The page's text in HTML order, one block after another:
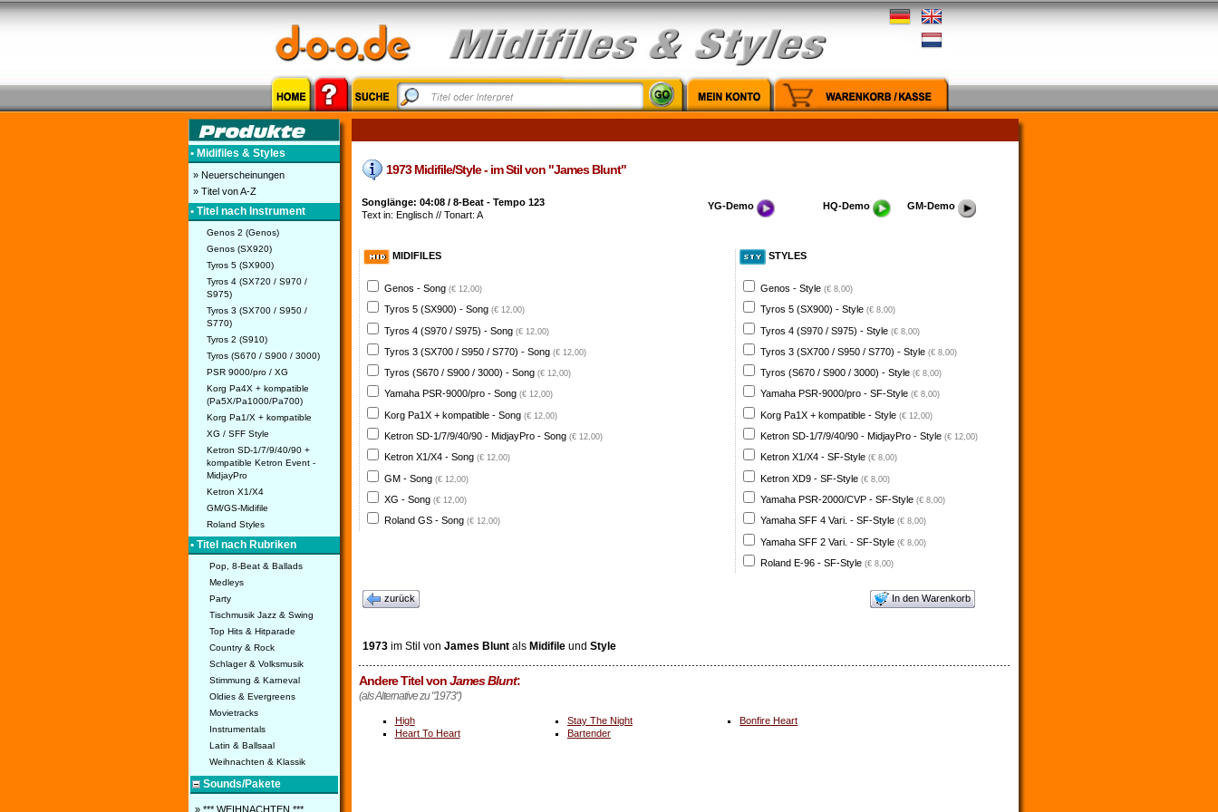
• Midifiles & Styles
» Neuerscheinungen
» Titel von A-Z
• Titel nach Instrument
Genos 2 (Genos)
Genos (SX920)
Tyros 5 (SX900)
Tyros 4 (SX720 / S970 /
S975)
Tyros 3 (SX700 / S950 /
S770)
Tyros 2 (S910)
Tyros (S670 / S900 / 3000)
PSR 9000/pro / XG
Korg Pa4X + kompatible
(Pa5X/Pa1000/Pa700)
Korg Pa1/X + kompatible
XG / SFF Style
Ketron SD-1/7/9/40/90 +
kompatible Ketron Event -
MidjayPro
Ketron X1/X4
GM/GS-Midifile
Roland Styles
• Titel nach Rubriken
Pop, 8-Beat & Ballads
Medleys
Party
Tischmusik Jazz & Swing
Top Hits & Hitparade
Country & Rock
Schlager & Volksmusik
Stimmung & Karneval
Oldies & Evergreens
Movietracks
Instrumentals
Latin & Ballsaal
Weihnachten & Klassik
Sounds/Pakete
» *** WEIHNACHTEN ***
1973 Midifile/Style - im Stil von "James Blunt"
Songlänge: 04:08 / 8-Beat - Tempo 123
Text in: Englisch // Tonart: A
YG-Demo HQ-Demo GM-Demo
MIDIFILES
Genos - Song (€ 12,00)
Tyros 5 (SX900) - Song (€ 12,00)
Tyros 4 (S970 / S975) - Song (€ 12,00)
Tyros 3 (SX700 / S950 / S770) - Song (€ 12,00)
Tyros (S670 / S900 / 3000) - Song (€ 12,00)
Yamaha PSR-9000/pro - Song (€ 12,00)
Korg Pa1X + kompatible - Song (€ 12,00)
Ketron SD-1/7/9/40/90 - MidjayPro - Song (€ 12,00)
Ketron X1/X4 - Song (€ 12,00)
GM - Song (€ 12,00)
XG - Song (€ 12,00)
Roland GS - Song (€ 12,00)
STYLES
Genos - Style (€ 8,00)
Tyros 5 (SX900) - Style (€ 8,00)
Tyros 4 (S970 / S975) - Style (€ 8,00)
Tyros 3 (SX700 / S950 / S770) - Style (€ 8,00)
Tyros (S670 / S900 / 3000) - Style (€ 8,00)
Yamaha PSR-9000/pro - SF-Style (€ 8,00)
Korg Pa1X + kompatible - Style (€ 12,00)
Ketron SD-1/7/9/40/90 - MidjayPro - Style (€ 12,00)
Ketron X1/X4 - SF-Style (€ 8,00)
Ketron XD9 - SF-Style (€ 8,00)
Yamaha PSR-2000/CVP - SF-Style (€ 8,00)
Yamaha SFF 4 Vari. - SF-Style (€ 8,00)
Yamaha SFF 2 Vari. - SF-Style (€ 8,00)
Roland E-96 - SF-Style (€ 8,00)
zurück In den Warenkorb
1973im Stil von James Bluntals Midifileund Style
Andere Titel vonJames Blunt:
(als Alternative zu "1973")
High Stay The Night
Bonfire Heart
Heart To Heart
Bartender